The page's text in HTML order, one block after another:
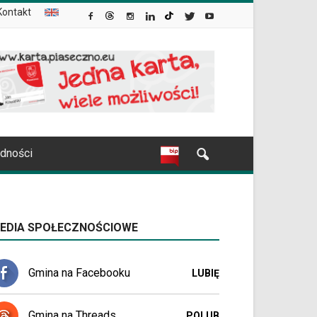
SPOŁECZNOŚCIOWE
Gmina na Facebooku LUBIĘ